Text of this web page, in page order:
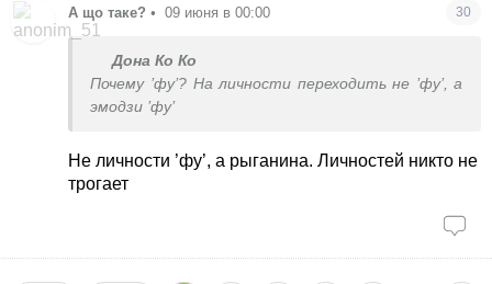
Постійно щось розказує.
А що таке? • 09 июня в 00:00 30
Дона Ко Ко
Почему ’фу’? На личности переходить не ’фу’, а
эмодзи ’фу’
Не личности ’фу’, а рыганина. Личностей никто не
трогает